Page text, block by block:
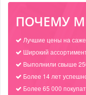
ПОЧЕМУ
Лучшие цены на
Широкий
Выполнили свыше
Более 14 лет
Более 65 000